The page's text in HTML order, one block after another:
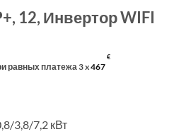
12, Инвертор WIFI
равных платежа 3 x467
€
3,8/7,2 кВт